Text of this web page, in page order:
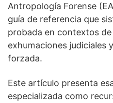
Antropología Forense
guía de referencia que
probada en contextos
exhumaciones judiciales
forzada.
Este artículo presenta
especializada como